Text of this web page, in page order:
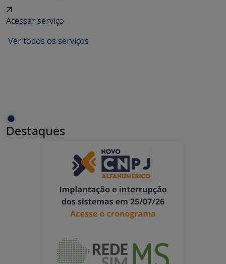
Acessar serviço
Ver todos os serviços
Destaques